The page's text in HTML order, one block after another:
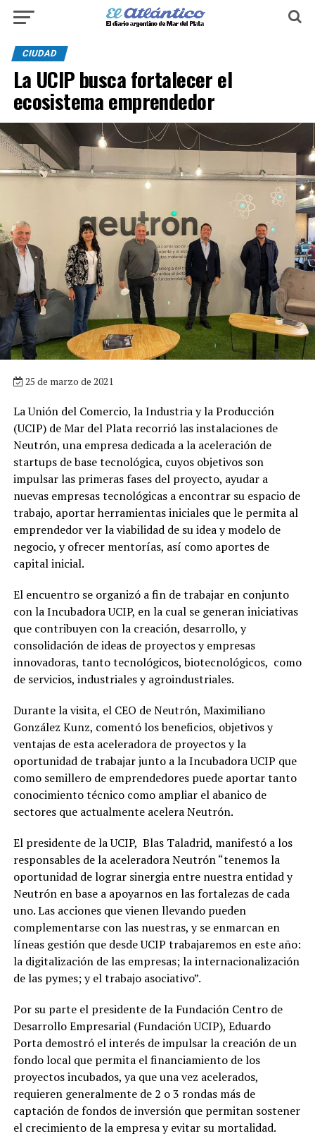
CIUDAD
La UCIP busca fortalecer el
ecosistema emprendedor
25 de marzo de 2021
La Unión del Comercio, la Industria y la Producción
(UCIP) de Mar del Plata recorrió las instalaciones de
Neutrón, una empresa dedicada a la aceleración de
startups de base tecnológica, cuyos objetivos son
impulsar las primeras fases del proyecto, ayudar a
nuevas empresas tecnológicas a encontrar su espacio de
trabajo, aportar herramientas iniciales que le permita al
emprendedor ver la viabilidad de su idea y modelo de
negocio, y ofrecer mentorías, así como aportes de
capital inicial.
El encuentro se organizó a fin de trabajar en conjunto
con la Incubadora UCIP, en la cual se generan iniciativas
que contribuyen con la creación, desarrollo, y
consolidación de ideas de proyectos y empresas
innovadoras, tanto tecnológicos, biotecnológicos, como
de servicios, industriales y agroindustriales.
Durante la visita, el CEO de Neutrón, Maximiliano
González Kunz, comentó los beneficios, objetivos y
ventajas de esta aceleradora de proyectos y la
oportunidad de trabajar junto a la Incubadora UCIP que
como semillero de emprendedores puede aportar tanto
conocimiento técnico como ampliar el abanico de
sectores que actualmente acelera Neutrón.
El presidente de la UCIP, Blas Taladrid, manifestó a los
responsables de la aceleradora Neutrón “tenemos la
oportunidad de lograr sinergia entre nuestra entidad y
Neutrón en base a apoyarnos en las fortalezas de cada
uno. Las acciones que vienen llevando pueden
complementarse con las nuestras, y se enmarcan en
líneas gestión que desde UCIP trabajaremos en este año:
la digitalización de las empresas; la internacionalización
de las pymes; y el trabajo asociativo”.
Por su parte el presidente de la Fundación Centro de
Desarrollo Empresarial (Fundación UCIP), Eduardo
Porta demostró el interés de impulsar la creación de un
fondo local que permita el financiamiento de los
proyectos incubados, ya que una vez acelerados,
requieren generalmente de 2 o 3 rondas más de
captación de fondos de inversión que permitan sostener
el crecimiento de la empresa y evitar su mortalidad.